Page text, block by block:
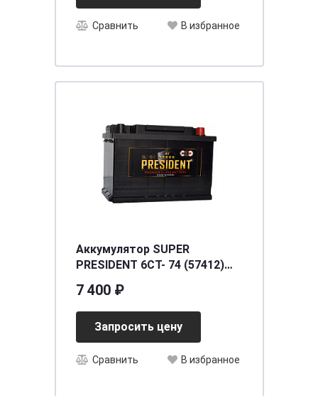
Сравнить В избранное
Аккумулятор SUPER
PRESIDENT 6СТ- 74 (57412)
7 400 ₽
Запросить цену
Сравнить В избранное